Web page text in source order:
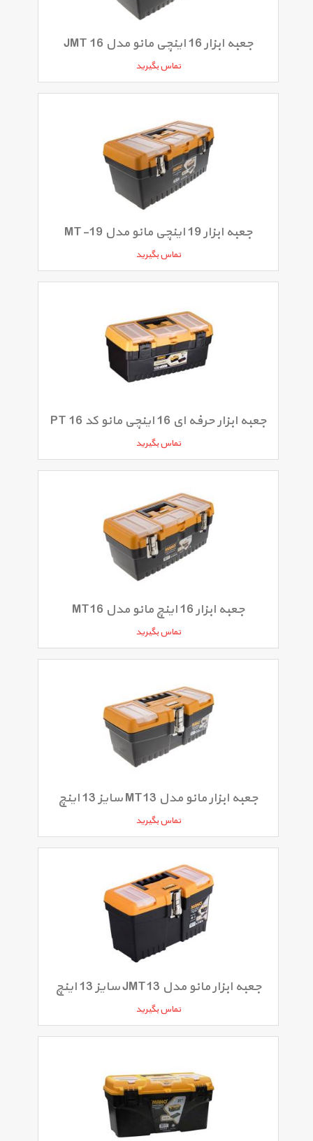
جعبه ابزار 16 اینچی مانو مدل JMT 16
تماس بگیرید
جعبه ابزار 19 اینچی مانو مدل MT-19
تماس بگیرید
جعبه ابزار حرفه ای 16 اینچی مانو کد PT 16
تماس بگیرید
جعبه ابزار 16 اینچ مانو مدل MT16
تماس بگیرید
جعبه ابزار مانو مدل MT13 سایز 13 اینچ
تماس بگیرید
جعبه ابزار مانو مدل JMT13 سایز 13 اینچ
تماس بگیرید